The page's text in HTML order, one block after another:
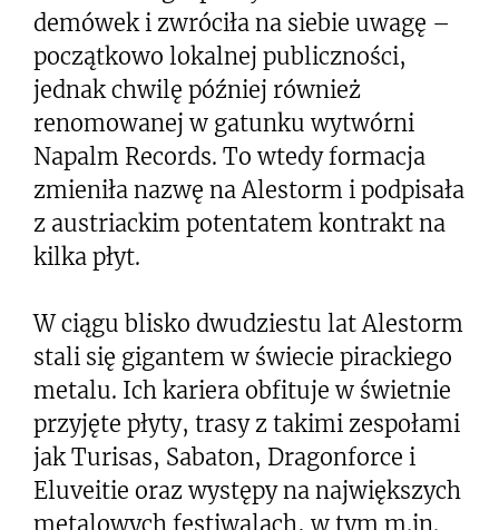
demówek i zwróciła na siebie uwagę –
początkowo lokalnej publiczności,
jednak chwilę później również
renomowanej w gatunku wytwórni
Napalm Records. To wtedy formacja
zmieniła nazwę na Alestorm i podpisała
z austriackim potentatem kontrakt na
kilka płyt.
W ciągu blisko dwudziestu lat Alestorm
stali się gigantem w świecie pirackiego
metalu. Ich kariera obfituje w świetnie
przyjęte płyty, trasy z takimi zespołami
jak Turisas, Sabaton, Dragonforce i
Eluveitie oraz występy na największych
metalowych festiwalach, w tym m.in.